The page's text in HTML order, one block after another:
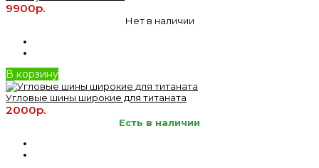
9900р.
Нет в наличии
В корзину
Угловые шины широкие для титаната
2000р.
Есть в наличии